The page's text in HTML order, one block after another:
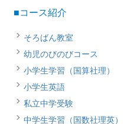
■コース紹介
そろばん教室
幼児のびのびコース
小学生学習（国算社理）
小学生英語
私立中学受験
中学生学習（国数社理英）